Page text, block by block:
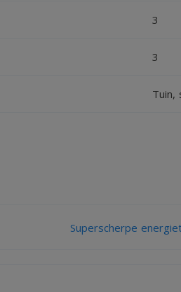
3
3
Tuin,
Superscherpe